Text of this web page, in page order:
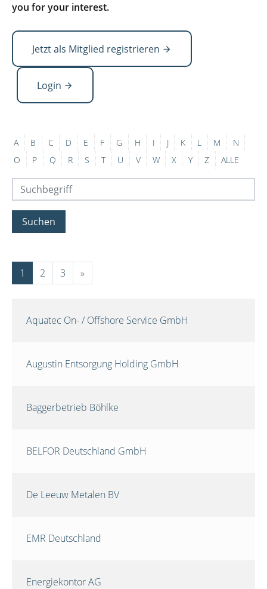
you for your interest.
Jetzt als Mitglied registrieren
Login
A B C D E F G H I J K L M
N
O
P Q R S T U V W X Y Z ALLE
Suchen
1 2 3 »
Aquatec On- / Offshore Service GmbH
Augustin Entsorgung Holding GmbH
Baggerbetrieb Böhlke
BELFOR Deutschland GmbH
De Leeuw Metalen BV
EMR Deutschland
Energiekontor AG